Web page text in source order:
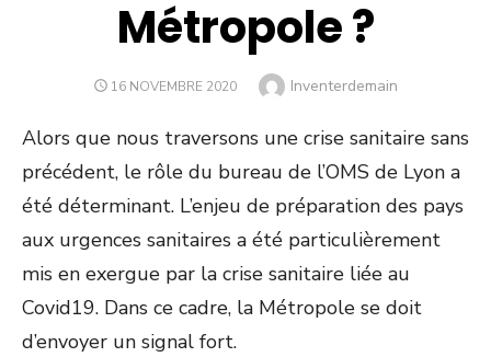
Métropole ?
POSTED
16 NOVEMBRE 2020 Author
Inventerdemain
Alors que nous traversons une crise sanitaire sans
précédent, le rôle du bureau de l’OMS de Lyon a
été déterminant. L’enjeu de préparation des pays
aux urgences sanitaires a été particulièrement
mis en exergue par la crise sanitaire liée au
Covid19. Dans ce cadre, la Métropole se doit
d’envoyer un signal fort.